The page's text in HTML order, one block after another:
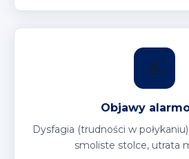
⚠️
Objawy
Dysfagia (trudności w
smoliste stolce, utrata